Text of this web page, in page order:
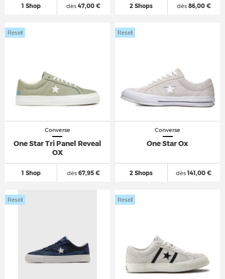
1 Shop dès 47,00 € 2 Shops dès86,00 €
Converse
One Star Tri Panel Reveal
OX
1 Shop
Resell
dès 67,95 €
Converse
One Star Ox
2 Shops
Resell
dès141,00 €
Resell Resell